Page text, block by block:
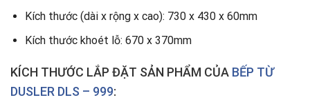
Kích thước (dài x rộng x cao): 730 x 430 x 60mm
Kích thước khoét lỗ: 670 x 370mm
KÍCH THƯỚC LẮP ĐẶT SẢN PHẨM CỦA BẾP TỪ
DUSLER DLS – 999: